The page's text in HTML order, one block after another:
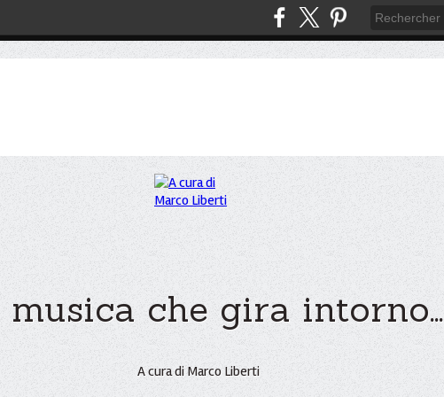
che gira intorno...
A cura di Marco Liberti